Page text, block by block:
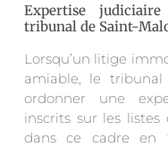
Expertise
tribunal de Saint-
Lorsqu’un litige
amiable, le
ordonner une
inscrits sur les listes
dans ce cadre en